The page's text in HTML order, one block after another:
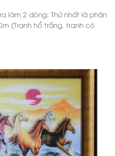
làm 2 dòng: Thứ nhất là phân
(Tranh hổ trắng, tranh có